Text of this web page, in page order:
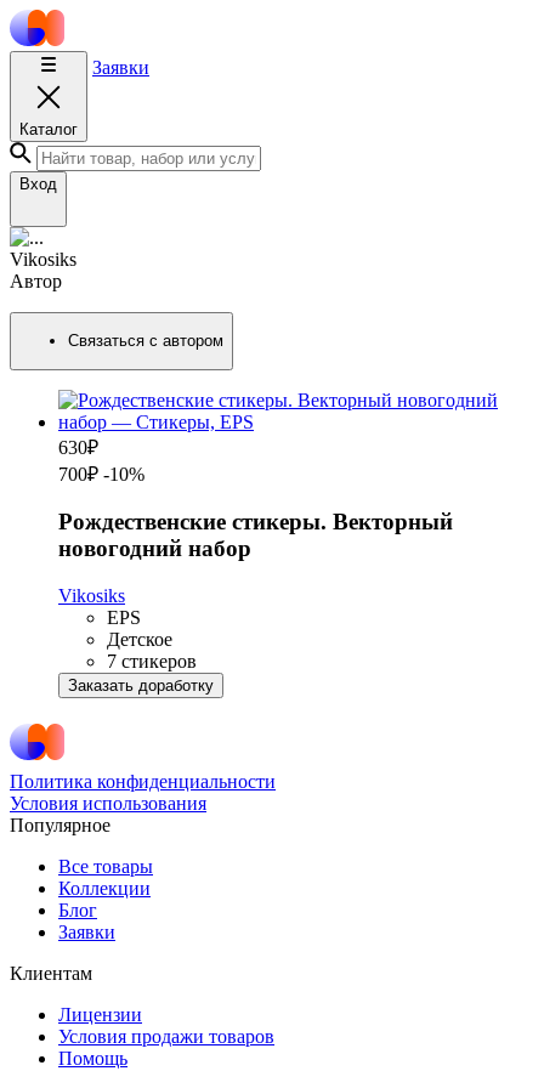
Каталог
Заявки
Вход
Vikosiks
Автор
Связаться с автором
630₽
700₽ -10%
Рождественские стикеры. Векторный
новогодний набор
Vikosiks
EPS
Детское
7 стикеров
Заказать доработку
Политика конфиденциальности
Условия использования
Популярное
Все товары
Коллекции
Блог
Заявки
Клиентам
Лицензии
Условия продажи товаров
Помощь